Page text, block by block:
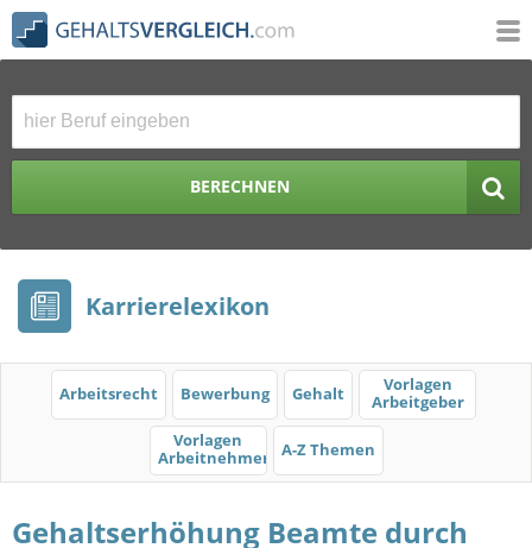
BERECHNEN
Karrierelexikon
Arbeitsrecht Bewerbung Gehalt
Vorlagen
Arbeitgeber
Vorlagen
Arbeitnehmer
A-Z Themen
Gehaltserhöhung Beamte durch